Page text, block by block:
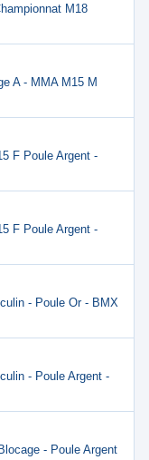
M18
A - MMA M15 M
F Poule Argent -
F Poule Argent -
- Poule Or - BMX
- Poule Argent -
- Poule Argent